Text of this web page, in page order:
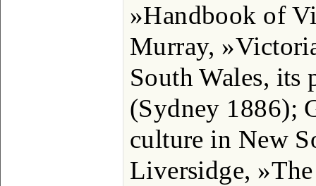
»Handbook of
Murray,
South Wales, its
(Sydney 1886);
culture in New
Liversidge,